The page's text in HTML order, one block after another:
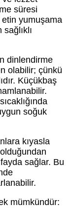
süresi
yumuşama
dinlendirme
olabilir; çünkü
Küçükbaş
soğuk
kıyasla
sağlar. Bu
mümkündür: